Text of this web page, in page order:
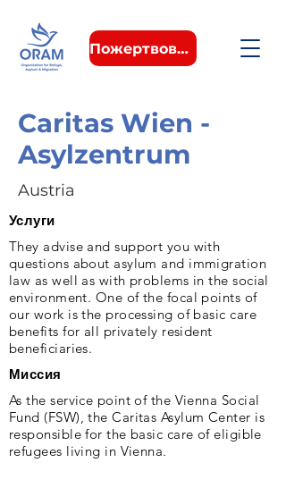
Пожертвовать
Caritas Wien -
Asylzentrum
Austria
Услуги
They advise and support you with
questions about asylum and immigration
law as well as with problems in the social
environment. One of the focal points of
our work is the processing of basic care
benefits for all privately resident
beneficiaries.
Миссия
As the service point of the Vienna Social
Fund (FSW), the Caritas Asylum Center is
responsible for the basic care of eligible
refugees living in Vienna.